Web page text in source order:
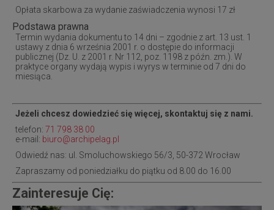
Opłata skarbowa za wydanie zaświadczenia wynosi 17 zł
Podstawa prawna
Termin wydania dokumentu to 14 dni – zgodnie z art. 13 ust. 1
ustawy z dnia 6 września 2001 r. o dostępie do informacji
publicznej (Dz. U. z 2001 r. Nr 112, poz. 1198 z późn. zm.). W
praktyce organy wydają wypis i wyrys w terminie od 7 dni do
miesiąca.
Jeżeli chcesz dowiedzieć się więcej, skontaktuj się z nami.
telefon: 71 798 38 00
e-mail: biuro@archipelag.pl
Odwiedź nas: ul. Smoluchowskiego 56/3, 50-372 Wrocław
Zapraszamy od poniedziałku do piątku od 8.00 do 16.00
Zainteresuje Cię: